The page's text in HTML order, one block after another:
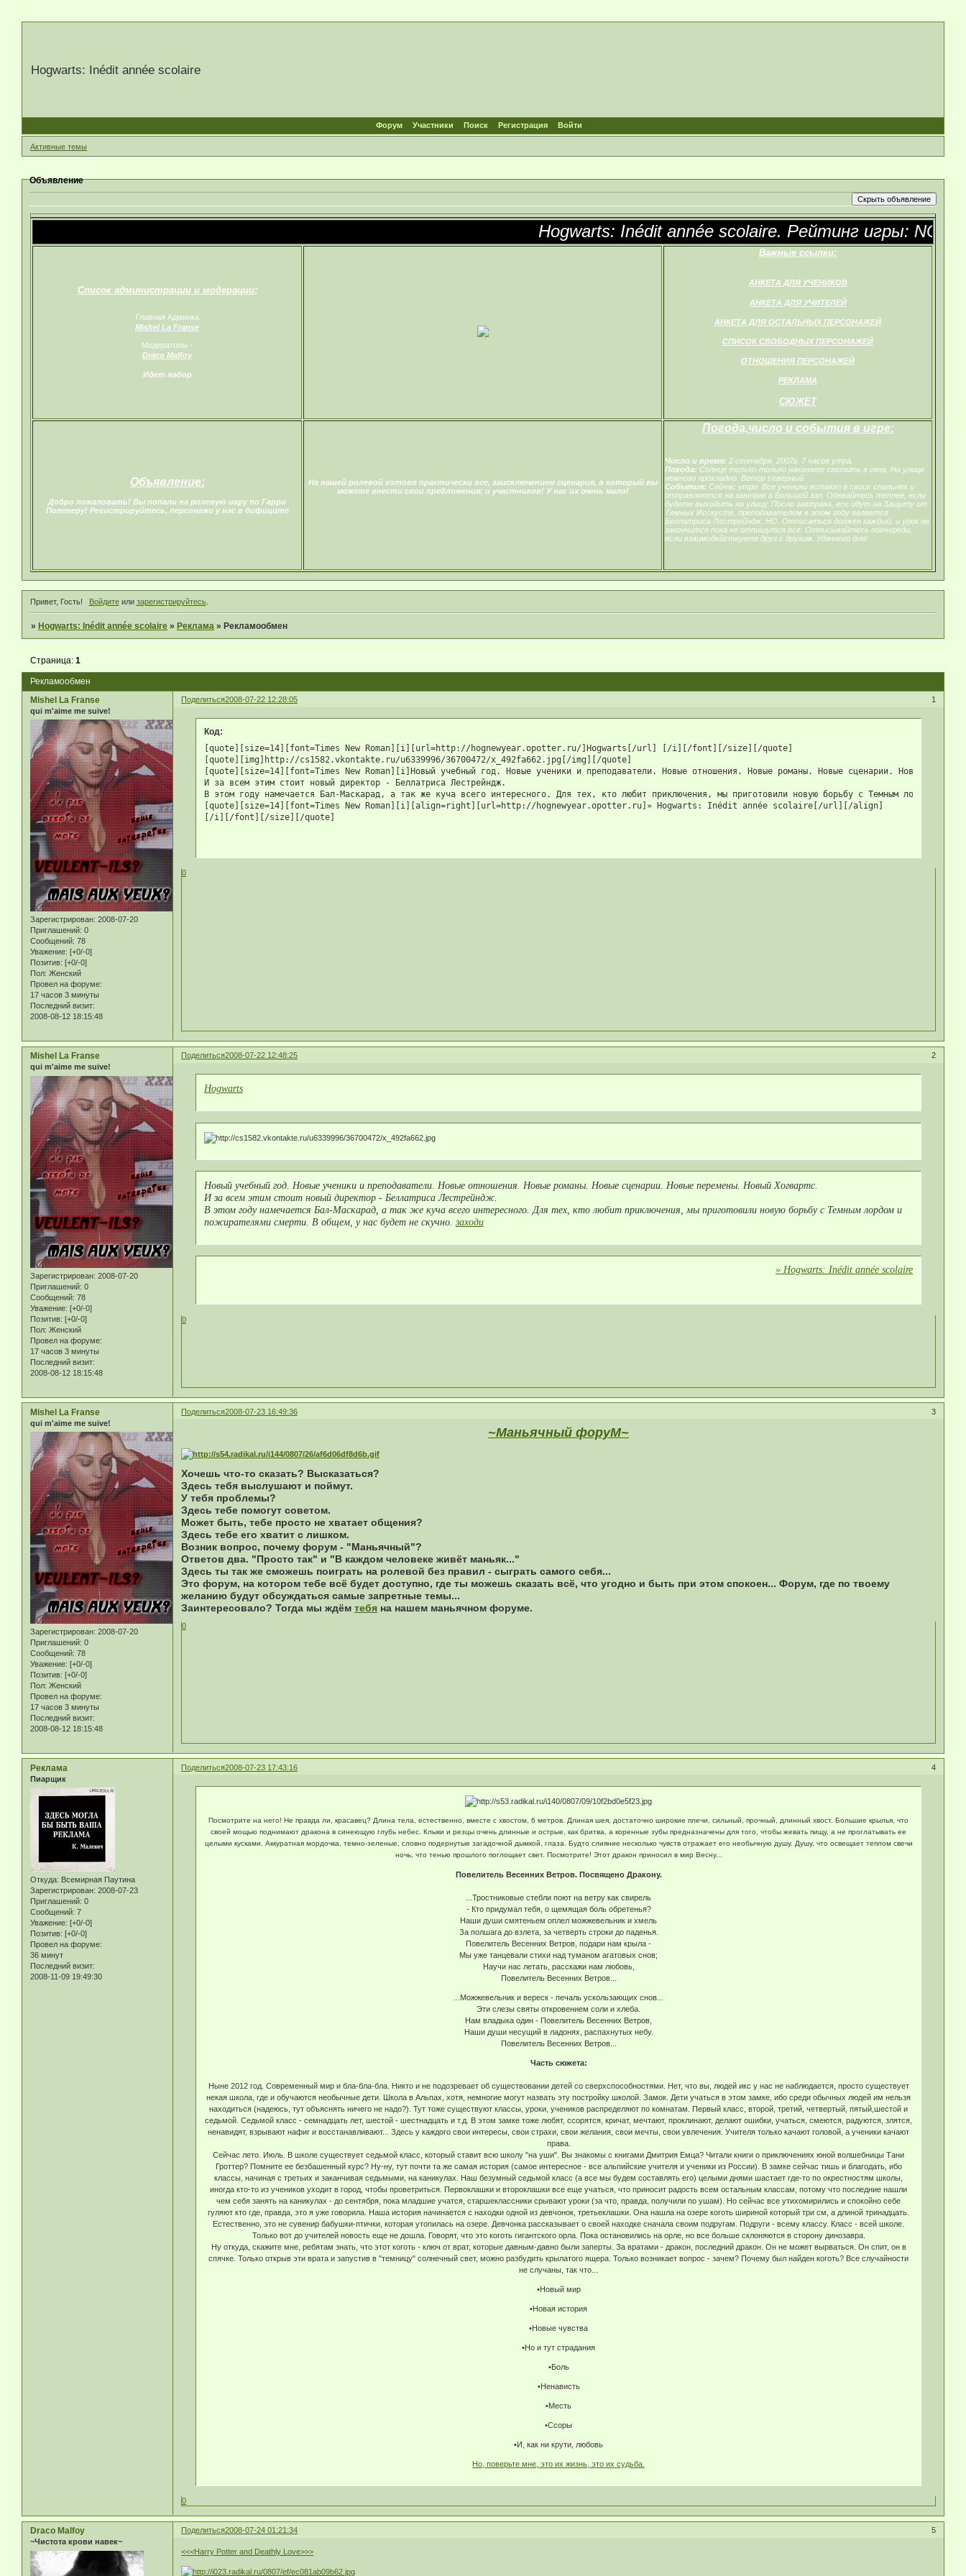
Hogwarts: Inédit année scolaire
Форум Участники Поиск Регистрация Войти
Активные темы
Объявление
Hogwarts: Inédit année scolaire. Рейтинг игры: NC-17
Список администрации и модерации:
Главная Админка
Mishel La Franse
Модераторы -
Draco Malfoy
Идет набор
Важные ссылки:
АНКЕТА ДЛЯ УЧЕНИКОВ
АНКЕТА ДЛЯ УЧИТЕЛЕЙ
АНКЕТА ДЛЯ ОСТАЛЬНЫХ ПЕРСОНАЖЕЙ
СПИСОК СВОБОДНЫХ ПЕРСОНАЖЕЙ
ОТНОШЕНИЯ ПЕРСОНАЖЕЙ
РЕКЛАМА
СЮЖЕТ
Объявление:
Добро пожаловать! Вы попали на ролевую игру по Гарри
Поттеру! Регистрируйтесь, персонажи у нас в дифиците
На нашей ролевой готово практически все, заисключением сценария, в который вы
можете внести свои предложения; и участников! У нас их очень мало!
Погода,число и события в игре:
Число и время: 2 сентября, 2007г. 7 часов утра.
Погода: Солнце только-только начинает светить в окна. На улице
немного прохладно. Ветер северный.
События: Сейчас утро. Все ученики встают в своих спальнях и
отправляются на завтрак в Большой зал. Одевайтесь теплее, если
будете выходить на улицу. После завтрака, все идут на Защиту от
Темных Исскуств, преподавателем в этом году является
Беллатриса Лестрейндж. НО. Отписаться должен каждый, и урок не
закончится пока не отпишутся все. Отписывайтесь поочереди,
если взаимодействуете друг с другом. Удачного дня!
Привет, Гость! Войдитеили зарегистрируйтесь.
»Hogwarts: Inédit année scolaire »Реклама »Рекламообмен
Рекламообмен
Страница:1
Поделиться 1
2008-07-22 12:28:05
Mishel La Franse
qui m'aime me suive!
Зарегистрирован: 2008-07-20
Приглашений: 0
Сообщений: 78
Уважение: [+0/-0]
Позитив: [+0/-0]
Пол: Женский
Провел на форуме:
17 часов 3 минуты
Последний визит:
2008-08-12 18:15:48
Код:
[quote][size=14][font=Times New Roman][i][url=http://hognewyear.opotter.ru/]Hogwarts[/url] [/i][/font][/size][/quote]
[quote][img]http://cs1582.vkontakte.ru/u6339996/36700472/x_492fa662.jpg[/img][/quote]
[quote][size=14][font=Times New Roman][i]Новый учебный год. Новые ученики и преподаватели. Новые отношения. Новые романы. Новые сценарии. Новые
И за всем этим стоит новый директор - Беллатриса Лестрейндж.
В этом году намечается Бал-Маскарад, а так же куча всего интересного. Для тех, кто любит приключения, мы приготовили новую борьбу с Темным
[quote][size=14][font=Times New Roman][i][align=right][url=http://hognewyear.opotter.ru]» Hogwarts: Inédit année scolaire[/url][/align]
[/i][/font][/size][/quote]
0
Поделиться 2
2008-07-22 12:48:25
Mishel La Franse
qui m'aime me suive!
Зарегистрирован: 2008-07-20
Приглашений: 0
Сообщений: 78
Уважение: [+0/-0]
Позитив: [+0/-0]
Пол: Женский
Провел на форуме:
17 часов 3 минуты
Последний визит:
2008-08-12 18:15:48
Hogwarts
Новый учебный год. Новые ученики и преподаватели. Новые отношения. Новые романы. Новые сценарии. Новые перемены. Новый Хогвартс.
И за всем этим стоит новый директор - Беллатриса Лестрейндж.
В этом году намечается Бал-Маскарад, а так же куча всего интересного. Для тех, кто любит приключения, мы приготовили новую борьбу с Темным лордом и
пожирателями смерти. В общем, у нас будет не скучно. заходи
» Hogwarts: Inédit année scolaire
0
Поделиться 3
2008-07-23 16:49:36
Mishel La Franse
qui m'aime me suive!
Зарегистрирован: 2008-07-20
Приглашений: 0
Сообщений: 78
Уважение: [+0/-0]
Позитив: [+0/-0]
Пол: Женский
Провел на форуме:
17 часов 3 минуты
Последний визит:
2008-08-12 18:15:48
~Маньячный форуМ~
Хочешь что-то сказать? Высказаться?
Здесь тебя выслушают и поймут.
У тебя проблемы?
Здесь тебе помогут советом.
Может быть, тебе просто не хватает общения?
Здесь тебе его хватит с лишком.
Возник вопрос, почему форум - "Маньячный"?
Ответов два. "Просто так" и "В каждом человеке живёт маньяк..."
Здесь ты так же сможешь поиграть на ролевой без правил - сыграть самого себя...
Это форум, на котором тебе всё будет доступно, где ты можешь сказать всё, что угодно и быть при этом спокоен... Форум, где по твоему
желанию будут обсуждаться самые запретные темы...
Заинтересовало? Тогда мы ждёмтебя на нашем маньячном форуме.
0
Поделиться 4
2008-07-23 17:43:16
Реклама
Пиарщик
Откуда: Всемирная Паутина
Зарегистрирован: 2008-07-23
Приглашений: 0
Сообщений: 7
Уважение: [+0/-0]
Позитив: [+0/-0]
Провел на форуме:
36 минут
Последний визит:
2008-11-09 19:49:30
Посмотрите на него! Не правда ли, красавец? Длина тела, естественно, вместе с хвостом, 6 метров. Длиная шея, достаточно широкие плечи, сильный, прочный, длинный хвост. Большие крылья, что
своей мощью поднимают дракона в синеющую глубь небес. Клыки и резцы очень длинные и острые, как бритва, а коренные зубы предназначены для того, чтобы жевать пищу, а не проглатывать ее
целыми кусками. Аккуратная мордочка, темно-зеленые, словно подернутые загадочной дымкой, глаза. Будто слияние несколько чувств отражает его необычную душу. Душу, что освещает теплом свечи
ночь, что тенью прошлого поглощает свет. Посмотрите! Этот дракон приносил в мир Весну...
Повелитель Весенних Ветров. Посвящено Дракону.
...Тростниковые стебли поют на ветру как свирель
- Кто придумал тебя, о щемящая боль обретенья?
Наши души смятеньем оплел можжевельник и хмель
За полшага до взлета, за четверть строки до паденья.
Повелитель Весенних Ветров, подари нам крыла -
Мы уже танцевали стихи над туманом агатовых снов;
Научи нас летать, расскажи нам любовь,
Повелитель Весенних Ветров...
...Можжевельник и вереск - печаль ускользающих снов...
Эти слезы святы откровением соли и хлеба.
Нам владыка один - Повелитель Весенних Ветров,
Наши души несущий в ладонях, распахнутых небу.
Повелитель Весенних Ветров...
Часть сюжета:
Ныне 2012 год. Современный мир и бла-бла-бла. Никто и не подозревает об существовании детей со сверхспособностями. Нет, что вы, людей икс у нас не наблюдается, просто существует
некая школа, где и обучаются необычные дети. Школа в Альпах, хотя, немногие могут назвать эту постройку школой. Замок. Дети учаться в этом замке, ибо среди обычных людей им нельзя
находиться (надеюсь, тут объяснять ничего не надо?). Тут тоже существуют классы, уроки, учеников распределяют по комнатам. Первый класс, второй, третий, четвертый, пятый,шестой и
седьмой. Седьмой класс - семнадцать лет, шестой - шестнадцать и т.д. В этом замке тоже любят, ссорятся, кричат, мечтают, проклинают, делают ошибки, учаться, смеются, радуются, злятся,
ненавидят, взрывают нафиг и восстанавливают... Здесь у каждого свои интересы, свои страхи, свои желания, свои мечты, свои увлечения. Учителя только качают головой, а ученики качают
права.
Сейчас лето. Июль. В школе существует седьмой класс, который ставит всю школу "на уши". Вы знакомы с книгами Дмитрия Емца? Читали книги о приключениях юной волшебницы Тани
Гроттер? Помните ее безбашенный курс? Ну-ну, тут почти та же самая история (самое интересное - все альпийские учителя и ученики из России). В замке сейчас тишь и благодать, ибо
классы, начиная с третьих и заканчивая седьмыми, на каникулах. Наш безумный седьмой класс (а все мы будем составлять его) целыми днями шастает где-то по окрестностям школы,
иногда кто-то из учеников уходит в город, чтобы проветриться. Первоклашки и второклашки все еще учаться, что приносит радость всем остальным классам, потому что последние нашли
чем себя занять на каникулах - до сентября, пока младшие учатся, старшеклассники срывают уроки (за что, правда, получили по ушам). Но сейчас все утихомирились и спокойно себе
гуляют кто где, правда, это я уже говорила. Наша история начинается с находки одной из девчонок, третьеклашки. Она нашла на озере коготь шириной который три см, а длиной тринадцать.
Естественно, это не сувенир бабушки-птички, которая утопилась на озере. Девчонка рассказывает о своей находке сначала своим подругам. Подруги - всему классу. Класс - всей школе.
Только вот до учителей новость еще не дошла. Говорят, что это коготь гигантского орла. Пока остановились на орле, но все больше склоняются в сторону динозавра.
Ну откуда, скажите мне, ребятам знать, что этот коготь - ключ от врат, которые давным-давно были заперты. За вратами - дракон, последний дракон. Он не может вырваться. Он спит, он в
спячке. Только открыв эти врата и запустив в "темницу" солнечный свет, можно разбудить крылатого ящера. Только возникает вопрос - зачем? Почему был найден коготь? Все случайности
не случаны, так что...
•Новый мир
•Новая история
•Новые чувства
•Но и тут страдания
•Боль
•Ненависть
•Месть
•Ссоры
•И, как ни крути, любовь
Но, поверьте мне, это их жизнь, это их судьба.
0
Поделиться 5
2008-07-24 01:21:34
Draco Malfoy
~Чистота крови навек~
<<<Harry Potter and Deathly Love>>>